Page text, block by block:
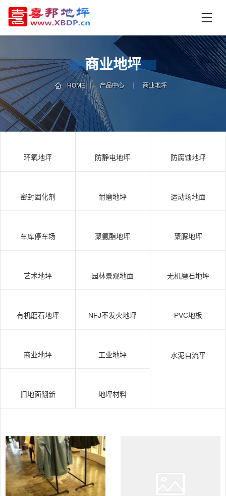
页
中
心
技
术
支
持
资
讯
中
例
咨
商业地坪
HOME 产品中心 商业地坪
环氧地坪 防静电地坪 防腐蚀地坪
密封固化剂 耐磨地坪 运动场地面
车库停车场 聚氨酯地坪 聚脲地坪
艺术地坪 园林景观地面 无机磨石地坪
有机磨石地坪 NFJ不发火地坪 PVC地板
商业地坪 工业地坪 水泥自流平
旧地面翻新 地坪材料